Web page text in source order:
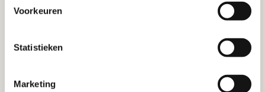
Voorkeuren
Statistieken
Marketing
Meest gekozen
€72,50
Voor wie regelmatig wil werken aan ontspanning